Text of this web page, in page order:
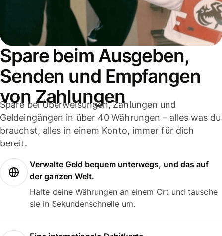
Spare beim Ausgeben,
Senden und Empfangen
von Zahlungen
Spare bei Überweisungen, Zahlungen und
Geldeingängen in über 40 Währungen – alles was du
brauchst, alles in einem Konto, immer für dich
bereit.
Verwalte Geld bequem unterwegs, und das auf
der ganzen Welt.
Halte deine Währungen an einem Ort und tausche
sie in Sekundenschnelle um.